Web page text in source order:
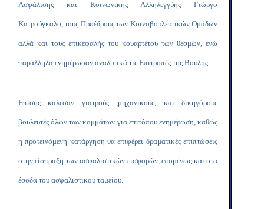
Ασφάλισης και Κοινωνικής Αλληλεγγύης Γιώργο
Κατρούγκαλο, τους Προέδρους των Κοινοβουλευτικών Ομάδων
αλλά και τους επικεφαλής του κουαρτέτου των θεσμών, ενώ
παράλληλα ενημέρωσαν αναλυτικά τις Επιτροπές της Βουλής.
Επίσης κάλεσαν γιατρούς ,μηχανικούς, και δικηγόρους
βουλευτές όλων των κομμάτων για επιτόπου ενημέρωση, καθώς
η προτεινόμενη κατάργηση θα επιφέρει δραματικές επιπτώσεις
στην είσπραξη των ασφαλιστικών εισφορών, επομένως και στα
έσοδα του ασφαλιστικού ταμείου.